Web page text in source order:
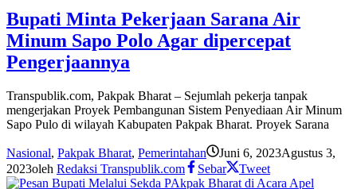
Bupati Minta Pekerjaan Sarana Air
Minum Sapo Polo Agar dipercepat
Pengerjaannya
Transpublik.com, Pakpak Bharat – Sejumlah pekerja tanpak
mengerjakan Proyek Pembangunan Sistem Penyediaan Air Minum
Sapo Pulo di wilayah Kabupaten Pakpak Bharat. Proyek Sarana
Nasional, Pakpak Bharat, Pemerintahan Juni 6, 2023Agustus 3,
2023oleh Redaksi Transpublik.com Sebar Tweet